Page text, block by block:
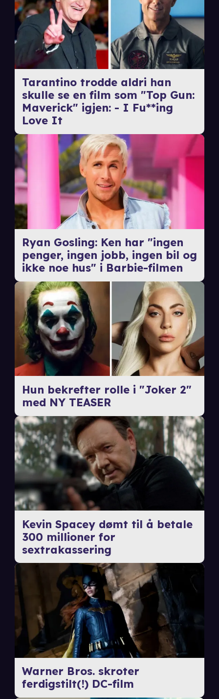
Tarantino trodde aldri han
skulle se en film som "Top Gun:
Maverick" igjen: - I Fu**ing
Love It
Ryan Gosling: Ken har "ingen
penger, ingen jobb, ingen bil og
ikke noe hus" i Barbie-filmen
Hun bekrefter rolle i "Joker 2"
med NY TEASER
Kevin Spacey dømt til å betale
300 millioner for
sextrakassering
Warner Bros. skroter
ferdigstilt(!) DC-film